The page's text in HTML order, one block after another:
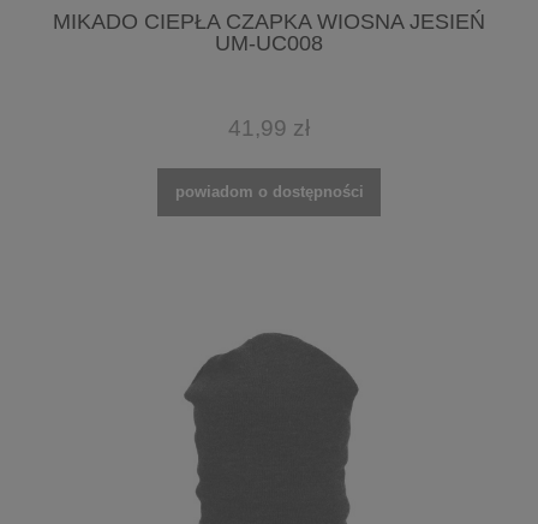
MIKADO CIEPŁA CZAPKA WIOSNA JESIEŃ
UM-UC008
41,99 zł
powiadom o dostępności